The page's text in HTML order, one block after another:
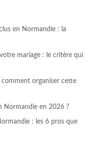
en Normandie : la
mariage : le critère qui
comment organiser cette
Normandie en 2026 ?
: les 6 pros que